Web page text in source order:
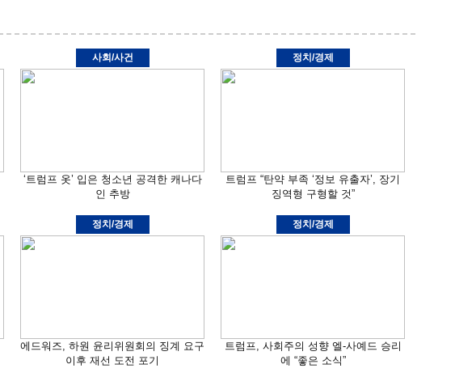
사회/사건
‘트럼프 옷’ 입은 청소년 공격한 캐나다
인 추방
정치/경제
트럼프 “탄약 부족 ‘정보 유출자’, 장기
징역형 구형할 것”
정치/경제
에드워즈, 하원 윤리위원회의 징계 요구
이후 재선 도전 포기
정치/경제
트럼프, 사회주의 성향 엘-사예드 승리
에 “좋은 소식”